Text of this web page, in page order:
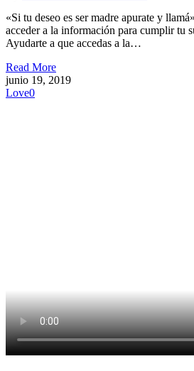
«Si tu deseo es ser madre apurate y
acceder a la información para cumplir tu
Ayudarte a que accedas a la…
Read More
junio 19, 2019
Love0